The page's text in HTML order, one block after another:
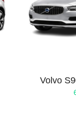
Volvo